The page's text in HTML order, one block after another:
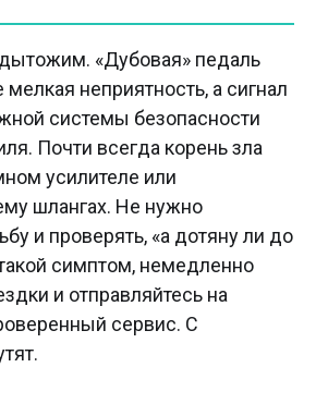
«Дубовая» педаль
неприятность, а сигнал
системы безопасности
Почти всегда корень зла
усилителе или
шлангах. Не нужно
и проверять, «а дотяну ли до
симптом, немедленно
и отправляйтесь на
сервис. С